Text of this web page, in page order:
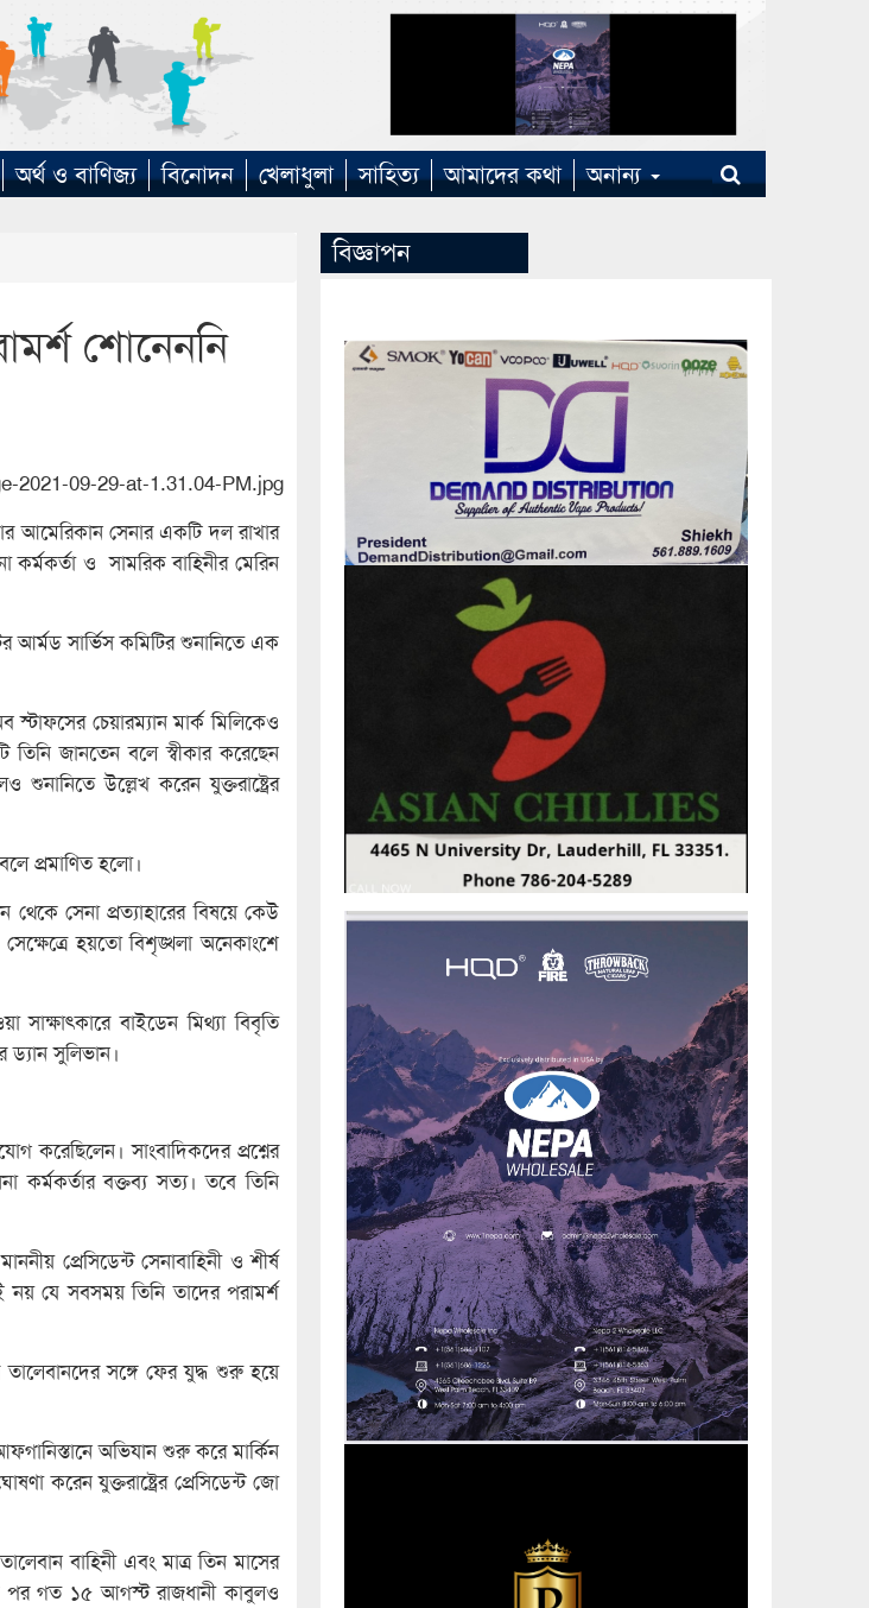
অর্থ ও বাণিজ্য বিনোদন খেলাধুলা সাহিত্য আমাদের কথা অনান্য
শোনেননি
আমেরিকান সেনার একটি দল রাখার
কর্মকর্তা ও সামরিক বাহিনীর মেরিন
আর্মড সার্ভিস কমিটির শুনানিতে এক
স্টাফসের চেয়ারম্যান মার্ক মিলিকেও
তিনি জানতেন বলে স্বীকার করেছেন
শুনানিতে উল্লেখ করেন যুক্তরাষ্ট্রের
প্রমাণিত হলো।
সেনা প্রত্যাহারের বিষয়ে কেউ
হয়তো বিশৃঙ্খলা অনেকাংশে
সাক্ষাৎকারে বাইডেন মিথ্যা বিবৃতি
ড্যান সুলিভান।
করেছিলেন। সাংবাদিকদের প্রশ্নের
কর্মকর্তার বক্তব্য সত্য। তবে তিনি
প্রেসিডেন্ট সেনাবাহিনী ও শীর্ষ
যে সবসময় তিনি তাদের পরামর্শ
সঙ্গে ফের যুদ্ধ শুরু হয়ে
অভিযান শুরু করে মার্কিন
করেন যুক্তরাষ্ট্রের প্রেসিডেন্ট জো
বাহিনী এবং মাত্র তিন মাসের
পর গত ১৫ আগস্ট রাজধানী কাবুলও
বিজ্ঞাপন